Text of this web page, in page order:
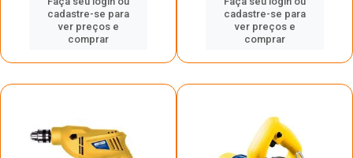
cadastre-se para
ver preços e
comprar
cadastre-se para
ver preços e
comprar